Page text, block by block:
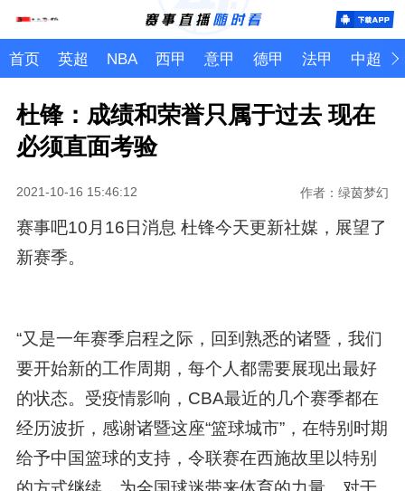
首页 英超 NBA 西甲 意甲 德甲 法甲 中超
杜锋：成绩和荣誉只属于过去 现在
必须直面考验
2021-10-16 15:46:12 作者：绿茵梦幻
赛事吧10月16日消息 杜锋今天更新社媒，展望了
新赛季。
“又是一年赛季启程之际，回到熟悉的诸暨，我们
要开始新的工作周期，每个人都需要展现出最好
的状态。受疫情影响，CBA最近的几个赛季都在
经历波折，感谢诸暨这座“篮球城市”，在特别时期
给予中国篮球的支持，令联赛在西施故里以特别